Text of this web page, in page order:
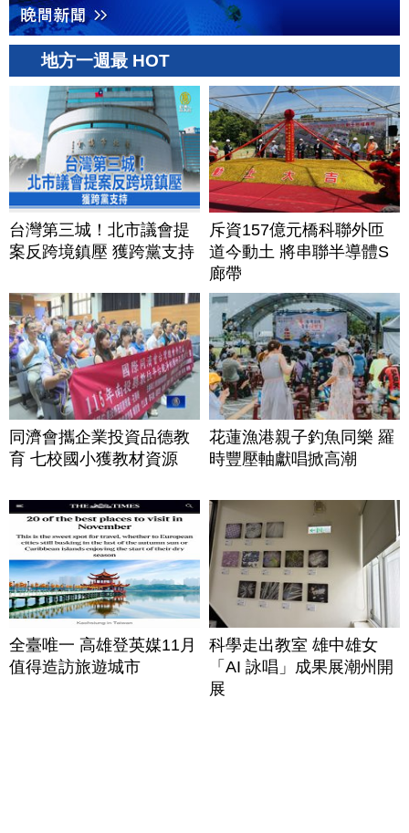
地方一週最 HOT
台灣第三城！北市議會提
案反跨境鎮壓 獲跨黨支持
斥資157億元橋科聯外匝
道今動土 將串聯半導體S
廊帶
同濟會攜企業投資品德教
育 七校國小獲教材資源
花蓮漁港親子釣魚同樂 羅
時豐壓軸獻唱掀高潮
全臺唯一 高雄登英媒11月
值得造訪旅遊城市
科學走出教室 雄中雄女
「AI 詠唱」成果展潮州開
展